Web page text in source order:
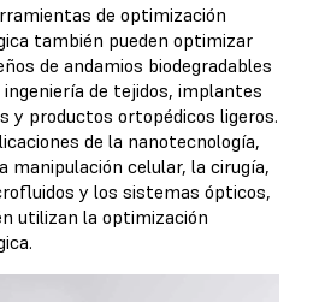
de optimización
también pueden optimizar
de andamios biodegradables
ingeniería de tejidos, implantes
y productos ortopédicos ligeros.
de la nanotecnología,
manipulación celular, la cirugía,
y los sistemas ópticos,
utilizan la optimización